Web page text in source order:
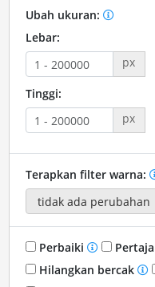
Ubah ukuran:
Lebar:
px
Tinggi:
px
Terapkan filter warna:
Perbaiki
Hilangkan bercak